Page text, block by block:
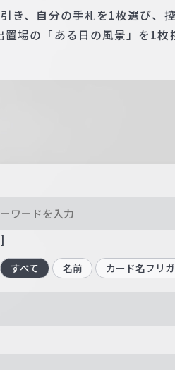
き、自分の手札を1枚選び、控
置場の「ある日の風景」を1
すべて 名前 カード名フリ